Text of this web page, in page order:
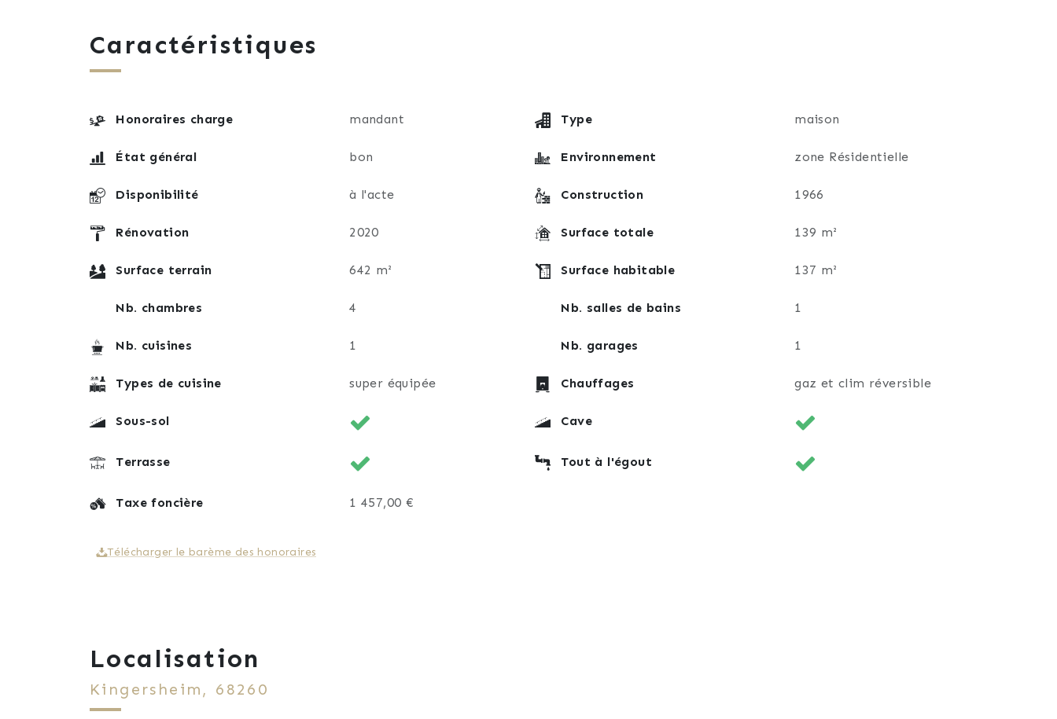
chambre, un espace avec lavabo et toilettes, deux caves et un double garage. Un niveau offrant de nombreuses possibilités selon vos
besoins : chambres supplémentaires, espace télétravail, salle de jeux, activité indépendante ou hébergement des proches.
un chalet en bois chauffé abritant un jacuzzi récemment installé, ainsi qu'une douche, créant un véritable espace bien-être à domicile. À
Côté confort, cette maison ne nécessite aucun travaux. Elle bénéficie d'une chaudière gaz à condensation Viessmann, de deux
climatisations réversibles, de fenêtres en double vitrage équipées de volets roulants aluminium motorisés, d'une VMC ainsi que de plafonds
tendus avec spots encastrés récents.
Rare sur le secteur, cette maison séduira les acquéreurs à la recherche d'un bien immédiatement habitable, offrant les avantages du plain-
pied, de beaux espaces complémentaires et un environnement agréable où il fait bon vivre.
Pour tout renseignement complémentaire ou organiser une visite, contactez Nathalie Simonin, conseillère indépendante en immobilier
Les propriétaires souhaitent préserver leur tranquillité et vous remercient de bien vouloir prendre contact exclusivement par
l'intermédiaire de leur conseillère.
Caractéristiques
Honoraires charge mandant Type maison
État général bon Environnement zone Résidentielle
Disponibilité à l'acte Construction 1966
Rénovation 2020 Surface totale 139 m²
Surface terrain 642 m² Surface habitable 137 m²
Nb. chambres 4 Nb. salles de bains 1
Nb. cuisines 1 Nb. garages 1
Types de cuisine super équipée Chauffages gaz et clim réversible
Sous-sol Cave
Terrasse Tout à l'égout
Taxe foncière 1 457,00 €
Télécharger le barème des honoraires
Localisation
Kingersheim, 68260